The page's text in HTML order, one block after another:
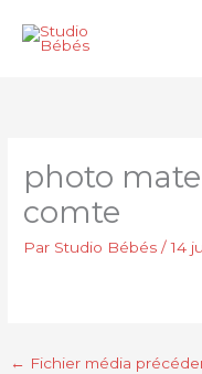
photo
comte
Par Studio Bébés/14
← Fichier média